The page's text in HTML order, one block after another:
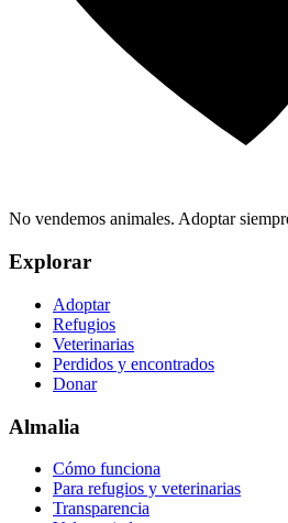
No vendemos animales. Adoptar
Explorar
Adoptar
Refugios
Veterinarias
Perdidos y encontrados
Donar
Almalia
Cómo funciona
Para refugios y veterinarias
Transparencia